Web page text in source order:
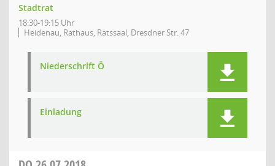
Stadtrat
18:30-19:15 Uhr
Heidenau, Rathaus, Ratssaal, Dresdner Str. 47
Niederschrift Ö
Einladung